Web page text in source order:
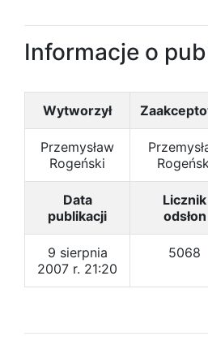
Informacje o
Wytworzył
Przemysław
Rogeński
Data
publikacji
Licznik
odsłon
9 sierpnia
2007 r. 21:20
5068